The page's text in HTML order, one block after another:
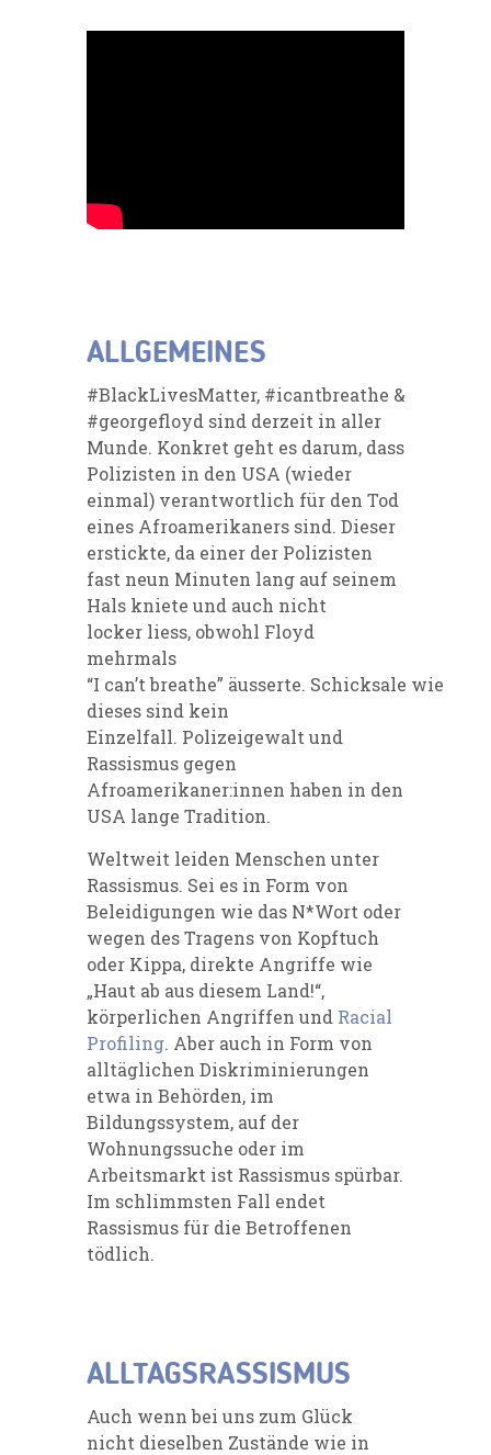
ALLGEMEINES
#BlackLivesMatter, #icantbreathe &
#georgefloyd sind derzeit in aller
Munde. Konkret geht es darum, dass
Polizisten in den USA (wieder
einmal) verantwortlich für den Tod
eines Afroamerikaners sind. Dieser
erstickte, da einer der Polizisten
fast neun Minuten lang auf seinem
Hals kniete und auch nicht
locker liess, obwohl Floyd
mehrmals
“I can’t breathe” äusserte. Schicksale wie
dieses sind kein
Einzelfall. Polizeigewalt und
Rassismus gegen
Afroamerikaner:innen haben in den
USA lange Tradition.
Weltweit leiden Menschen unter
Rassismus. Sei es in Form von
Beleidigungen wie das N*Wort oder
wegen des Tragens von Kopftuch
oder Kippa, direkte Angriffe wie
„Haut ab aus diesem Land!“,
körperlichen Angriffen und Racial
Profiling. Aber auch in Form von
alltäglichen Diskriminierungen
etwa in Behörden, im
Bildungssystem, auf der
Wohnungssuche oder im
Arbeitsmarkt ist Rassismus spürbar.
Im schlimmsten Fall endet
Rassismus für die Betroffenen
tödlich.
ALLTAGSRASSISMUS
Auch wenn bei uns zum Glück
nicht dieselben Zustände wie in